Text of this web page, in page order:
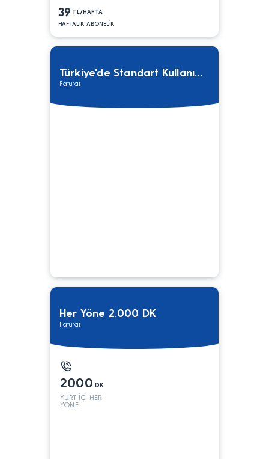
39 TL/HAFTA
HAFTALIK ABONELİK
Türkiye'de Standart Kullanım Tarifesi
Faturalı
Her Yöne 2.000 DK
Faturalı
2000 DK
YURT İÇİ HER
YÖNE